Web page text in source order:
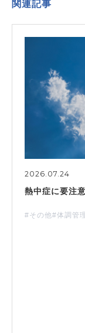
関連記事
2026.07.24
熱中症に要注意
#その他#体調管